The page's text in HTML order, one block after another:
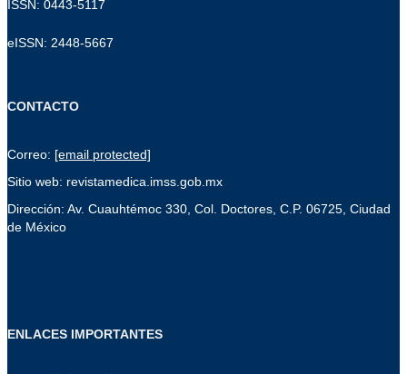
ISSN: 0443-5117
eISSN: 2448-5667
CONTACTO
Correo: [email protected]
Sitio web: revistamedica.imss.gob.mx
Dirección: Av. Cuauhtémoc 330, Col. Doctores, C.P. 06725, Ciudad
de México
ENLACES IMPORTANTES